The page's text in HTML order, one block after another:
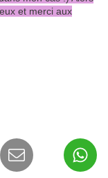
et merci aux